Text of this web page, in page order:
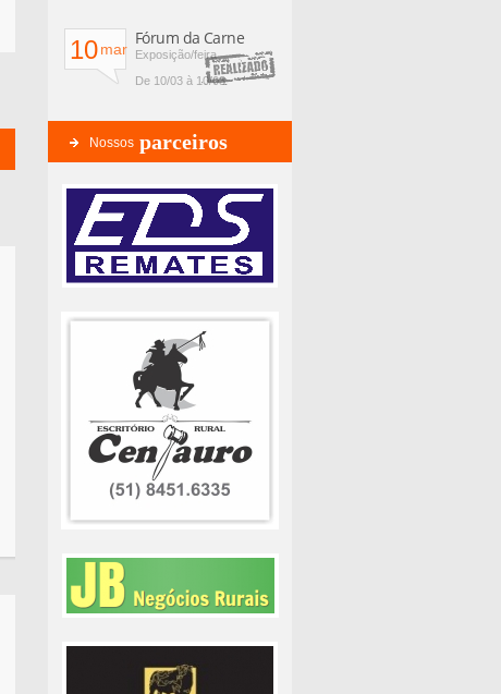
10mar
Fórum da Carne
Exposição/feira
De 10/03 à 10/03
Nossos parceiros